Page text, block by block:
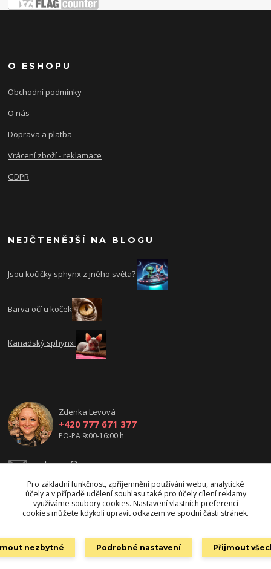
O ESHOPU
Obchodní podmínky
O nás
Doprava a platba
Vrácení zboží - reklamace
GDPR
NEJČTENĚJŠÍ NA BLOGU
Jsou kočičky sphynx z jného světa?
Barva očí u koček
Kanadský sphynx
Zdenka Levová
+420 777 671 377
PO-PA 9:00-16:00 h
catzone@seznam.cz
Copyright 2010- 2026 catzone.cz. Všechna práva vyhrazena.
Pro základní funkčnost, zpříjemnění používání webu, analytické
účely a v případě udělení souhlasu také pro účely cílení reklamy
využíváme soubory cookies. Nastavení vlastních preferencí
cookies můžete kdykoli upravit odkazem ve spodní části stránek.
nezbytné Podrobné nastavení Přijmout